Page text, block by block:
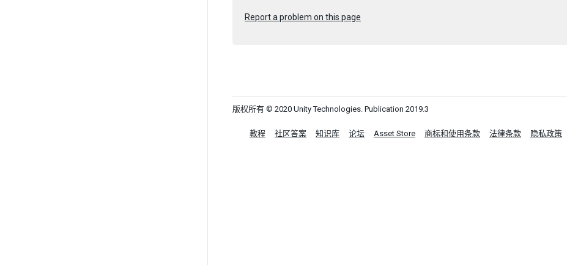
Report a problem on this page
版权所有 © 2020 Unity Technologies. Publication 2019.3
教程 社区答案 知识库 论坛 Asset Store 商标和使用条款 法律条款 隐私政策